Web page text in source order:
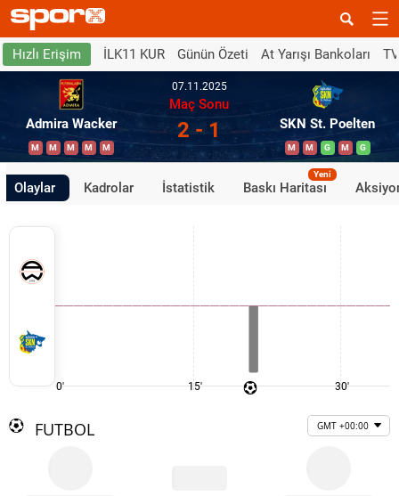
Hızlı Erişim İLK11 KUR Günün Özeti At Yarışı Bankoları
Admira Wacker
M M M M M
07.11.2025
Maç Sonu
2 - 1 SKN St. Poelten
M M G M G
Olaylar Kadrolar İstatistik Baskı Haritası
Yeni
0' 15' 30'
FUTBOL GMT +00:00